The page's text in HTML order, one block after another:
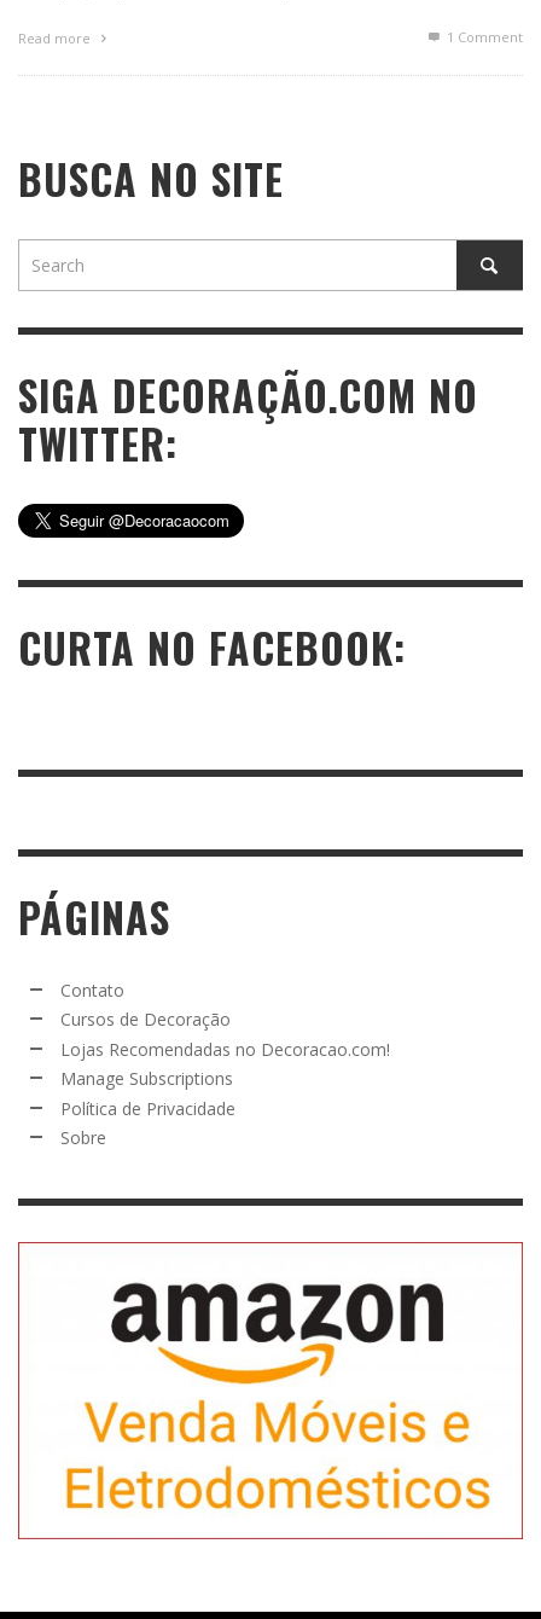
Read more 1 Comment
BUSCA NO SITE
SIGA DECORAÇÃO.COM NO
TWITTER:
CURTA NO FACEBOOK:
PÁGINAS
Contato
Cursos de Decoração
Lojas Recomendadas no Decoracao.com!
Manage Subscriptions
Política de Privacidade
Sobre